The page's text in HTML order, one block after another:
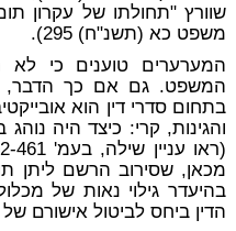
שוורץ "תחולתו של עקרון
משפט כא (תשנ"ח) 295).
המערערים טוענים כי לא
המשפט. גם אם כך הדבר,
בתחום סדרי דין הוא
והגינות, קרי: כיצד היה נוהג
מכאן, שסירוב הרשם ליתן
בהיעדר גילוי נאות של
הדין ביחס לביטול אישורם